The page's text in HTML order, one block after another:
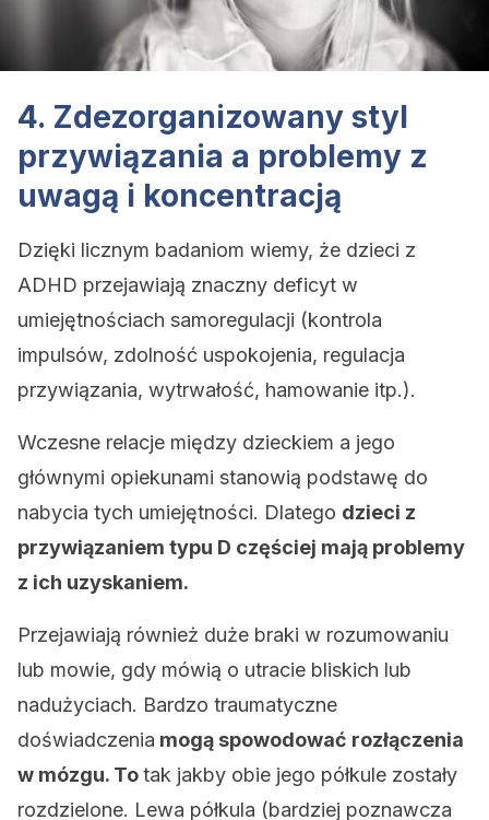
4. Zdezorganizowany styl
przywiązania a problemy z
uwagą i koncentracją
Dzięki licznym badaniom wiemy, że dzieci z
ADHD przejawiają znaczny deficyt w
umiejętnościach samoregulacji (kontrola
impulsów, zdolność uspokojenia, regulacja
przywiązania, wytrwałość, hamowanie itp.).
Wczesne relacje między dzieckiem a jego
głównymi opiekunami stanowią podstawę do
nabycia tych umiejętności. Dlatego dzieci z
przywiązaniem typu D częściej mają problemy
z ich uzyskaniem.
Przejawiają również duże braki w rozumowaniu
lub mowie, gdy mówią o utracie bliskich lub
nadużyciach. Bardzo traumatyczne
doświadczenia mogą spowodować rozłączenia
w mózgu. Totak jakby obie jego półkule zostały
rozdzielone. Lewa półkula (bardziej poznawcza